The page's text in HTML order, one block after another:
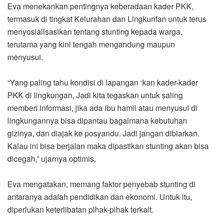
Eva menekankan pentingnya keberadaan kader PKK,
termasuk di tingkat Kelurahan dan Lingkunfan untuk terus
menyosialisasikan tentang stunting kepada warga,
terutama yang kini tengah mengandung maupun
menyusui.
“Yang paling tahu kondisi di lapangan ‘kan kader-kader
PKK di lingkungan, Jadi kita tegaskan untuk saling
memberi informasi, jika ada ibu hamil atau menyusui di
lingkungannya bisa dipantau bagaimana kebutuhan
gizinya, dan diajak ke posyandu. Jadi jangan dibiarkan.
Kalau ini bisa berjalan maka dipastikan stunting akan bisa
dicegah,” ujarnya optimis.
Eva mengatakan, memang faktor penyebab stunting di
antaranya adalah pendidikan dan ekonomi. Untuk itu,
diperlukan keterlibatan pihak-pihak terkait.